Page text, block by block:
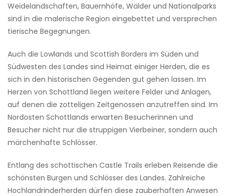
Weidelandschaften, Bauernhöfe, Wälder und Nationalparks
sind in die malerische Region eingebettet und versprechen
tierische Begegnungen.
Auch die Lowlands und Scottish Borders im Süden und
Südwesten des Landes sind Heimat einiger Herden, die es
sich in den historischen Gegenden gut gehen lassen. Im
Herzen von Schottland liegen weitere Felder und Anlagen,
auf denen die zotteligen Zeitgenossen anzutreffen sind. Im
Nordosten Schottlands erwarten Besucherinnen und
Besucher nicht nur die struppigen Vierbeiner, sondern auch
märchenhafte Schlösser.
Entlang des schottischen Castle Trails erleben Reisende die
schönsten Burgen und Schlösser des Landes. Zahlreiche
Hochlandrinderherden dürfen diese zauberhaften Anwesen